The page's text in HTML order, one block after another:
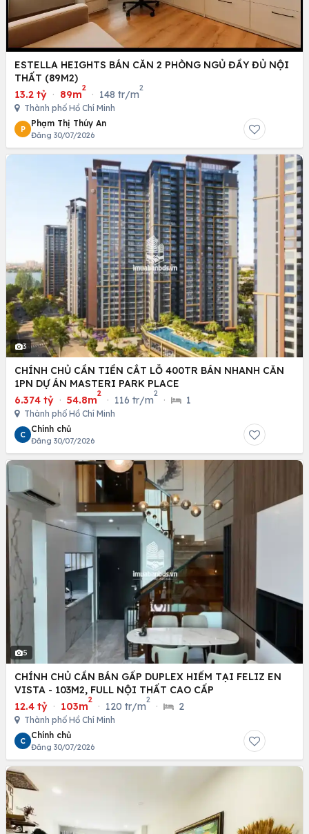
ESTELLA HEIGHTS BÁN CĂN 2 PHÒNG NGỦ ĐẦY ĐỦ NỘI
THẤT (89M2)
13.2 tỷ · 89m
2
· 148 tr/m
2
Thành phố Hồ Chí Minh
P
Phạm Thị Thúy An
Đăng 30/07/2026
3
CHÍNH CHỦ CẦN TIỀN CẮT LỖ 400TR BÁN NHANH CĂN
1PN DỰ ÁN MASTERI PARK PLACE
6.374 tỷ · 54.8m
2
· 116 tr/m
2
· 1
Thành phố Hồ Chí Minh
C
Chính chủ
Đăng 30/07/2026
5
CHÍNH CHỦ CẦN BÁN GẤP DUPLEX HIẾM TẠI FELIZ EN
VISTA - 103M2, FULL NỘI THẤT CAO CẤP
12.4 tỷ · 103m
2
· 120 tr/m
2
· 2
Thành phố Hồ Chí Minh
C
Chính chủ
Đăng 30/07/2026